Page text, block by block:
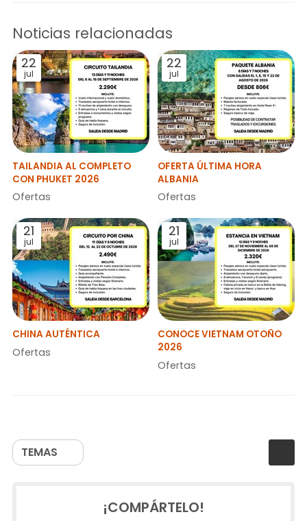
TEMAS
Noticias relacionadas
22
jul
TAILANDIA AL COMPLETO
CON PHUKET 2026
Ofertas
22
jul
OFERTA ÚLTIMA HORA
ALBANIA
Ofertas
21
jul
CHINA AUTÉNTICA
Ofertas
21
jul
CONOCE VIETNAM OTOÑO
2026
Ofertas
¡COMPÁRTELO!